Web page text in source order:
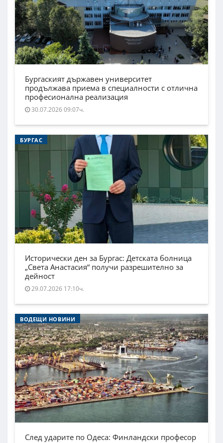
Бургаският държавен университет
продължава приема в специалности с отлична
професионална реализация
30.07.2026 09:07ч.
БУРГАС
Исторически ден за Бургас: Детската болница
„Света Анастасия“ получи разрешително за
дейност
29.07.2026 17:10ч.
ВОДЕЩИ НОВИНИ
След ударите по Одеса: Финландски професор